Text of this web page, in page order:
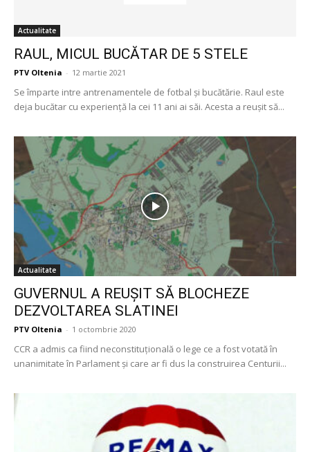
Actualitate
RAUL, MICUL BUCĂTAR DE 5 STELE
PTV Oltenia - 12 martie 2021
Se împarte intre antrenamentele de fotbal și bucătărie. Raul este
deja bucătar cu experiență la cei 11 ani ai săi. Acesta a reușit să...
Actualitate
GUVERNUL A REUȘIT SĂ BLOCHEZE
DEZVOLTAREA SLATINEI
PTV Oltenia - 1 octombrie 2020
CCR a admis ca fiind neconstituțională o lege ce a fost votată în
unanimitate în Parlament și care ar fi dus la construirea Centurii...